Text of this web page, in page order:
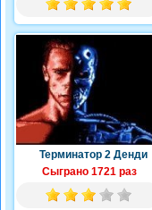
Терминатор 2 Денди
Сыграно 1721 раз